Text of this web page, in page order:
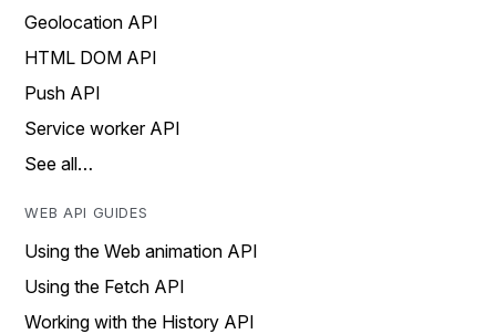
Geolocation API
HTML DOM API
Push API
Service worker API
See all…
WEB API GUIDES
Using the Web animation API
Using the Fetch API
Working with the History API